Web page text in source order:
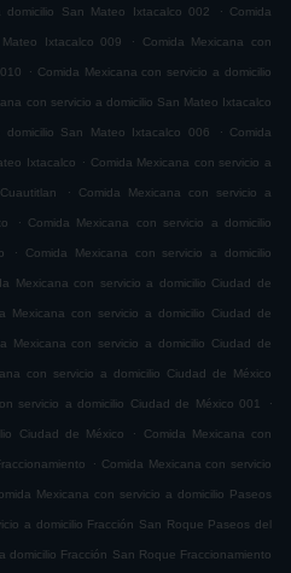
domicilio San Mateo Ixtacalco 002 . Comida
Ixtacalco 009 . Comida Mexicana con
. Comida Mexicana con servicio a domicilio
con servicio a domicilio San Mateo Ixtacalco
San Mateo Ixtacalco 006 . Comida
Ixtacalco . Comida Mexicana con servicio a
. Comida Mexicana con servicio a
. Comida Mexicana con servicio a domicilio
. Comida Mexicana con servicio a domicilio
Mexicana con servicio a domicilio Ciudad de
Mexicana con servicio a domicilio Ciudad de
Mexicana con servicio a domicilio Ciudad de
con servicio a domicilio Ciudad de México
servicio a domicilio Ciudad de México 001 .
Ciudad de México . Comida Mexicana con
. Comida Mexicana con servicio
Mexicana con servicio a domicilio Paseos
a domicilio Fracción San Roque Paseos del
domicilio Fracción San Roque Fraccionamiento